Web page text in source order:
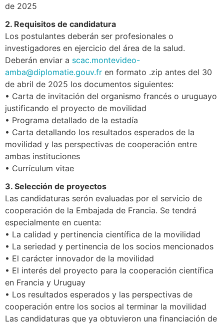
de 2025
2. Requisitos de candidatura
Los postulantes deberán ser profesionales o
investigadores en ejercicio del área de la salud.
Deberán enviar a scac.montevideo-
amba@diplomatie.gouv.fr en formato .zip antes del 30
de abril de 2025 los documentos siguientes:
• Carta de invitación del organismo francés o uruguayo
justificando el proyecto de movilidad
• Programa detallado de la estadía
• Carta detallando los resultados esperados de la
movilidad y las perspectivas de cooperación entre
ambas instituciones
• Currículum vitae
3. Selección de proyectos
Las candidaturas serón evaluadas por el servicio de
cooperación de la Embajada de Francia. Se tendrá
especialmente en cuenta:
• La calidad y pertinencia científica de la movilidad
• La seriedad y pertinencia de los socios mencionados
• El carácter innovador de la movilidad
• El interés del proyecto para la cooperación científica
en Francia y Uruguay
• Los resultados esperados y las perspectivas de
cooperación entre los socios al terminar la movilidad
Las candidaturas que ya obtuvieron una financiación de